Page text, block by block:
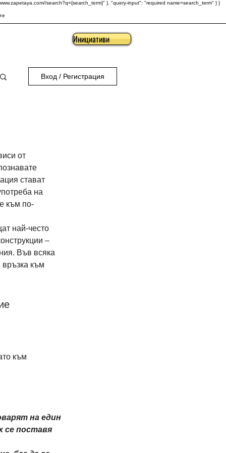
search?q={search_term}" }, "query-input": "required name=search_term" } }
Инициативи
Вход / Регистрация
от
стават
на
към по-
най-често
–
Във всяка
към
към
на един
се поставя